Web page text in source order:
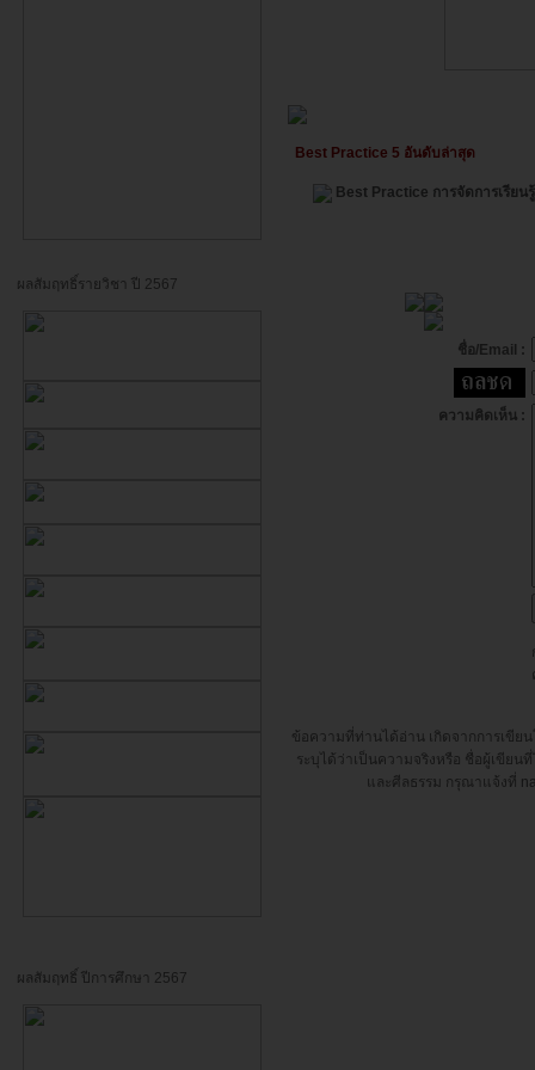
ผลสัมฤทธิ์รายวิชา ปี 2567
ผลสัมฤทธิ์ ปีการศึกษา 2567
Best Practice 5 อันดับล่าสุด
Best Practice การจัดการเรีย
ชื่อ/Email :
ความคิดเห็น :
ข้อความที่ท่านได้อ่าน เกิดจากการเขีย
ระบุได้ว่าเป็นความจริงหรือ ชื่อผู้เขีย
และศีลธรรม กรุณาแจ้งที่